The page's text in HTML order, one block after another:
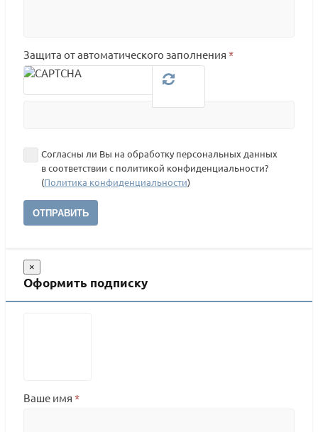
Защита от автоматического заполнения *
Согласны ли Вы на обработку персональных данных
в соответствии с политикой конфиденциальности?
(Политика конфиденциальности)
ОТПРАВИТЬ
×
Оформить подписку
Ваше имя *